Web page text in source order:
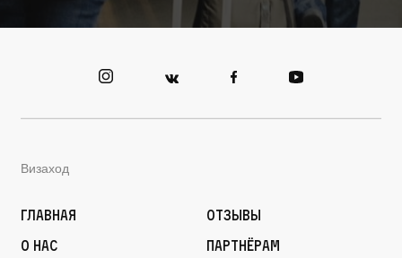
Визаход
Главная
О нас
Отзывы
Партнёрам